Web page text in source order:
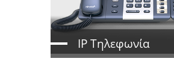
IP Τηλεφωνία